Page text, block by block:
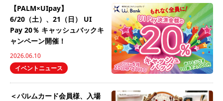
【PALM×UIpay】
6/20（土）、21（日） UI
Pay 20％ キャッシュバックキ
ャンペーン開催！
2026.06.10
イベントニュース
＜パルムカード会員様、入場